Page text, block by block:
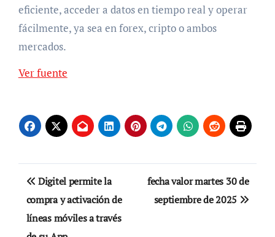
eficiente, acceder a datos en tiempo real y operar
fácilmente, ya sea en forex, cripto o ambos
mercados.
Ver fuente
Navegación
de
entradas
Digitel permite la
compra y activación de
líneas móviles a través
fecha valor martes 30 de
septiembre de 2025